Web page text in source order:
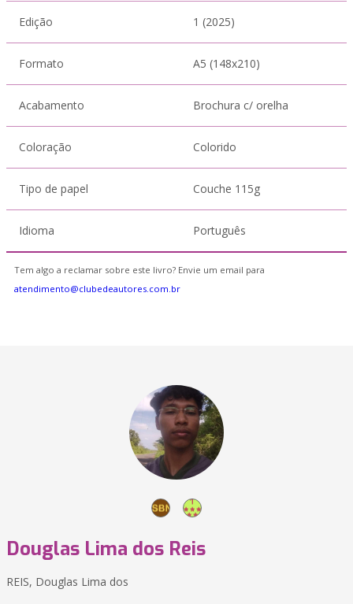
Edição 1 (2025)
Formato A5 (148x210)
Acabamento Brochura c/ orelha
Coloração Colorido
Tipo de papel Couche 115g
Idioma Português
Tem algo a reclamar sobre este livro? Envie um email para
atendimento@clubedeautores.com.br
Douglas Lima dos Reis
REIS, Douglas Lima dos